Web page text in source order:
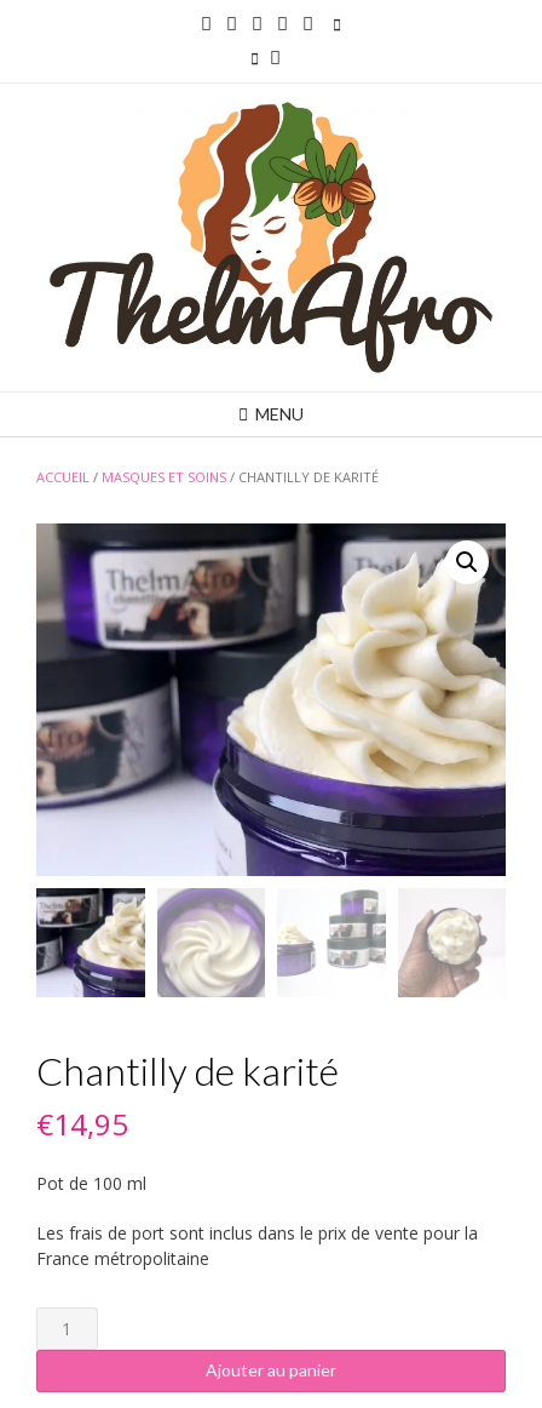
MENU
ACCUEIL / MASQUES ET SOINS / CHANTILLY DE KARITÉ
Chantilly de karité
€14,95
Pot de 100 ml
Les frais de port sont inclus dans le prix de vente pour la
France métropolitaine
quantité
de
de
Ajouter au panier